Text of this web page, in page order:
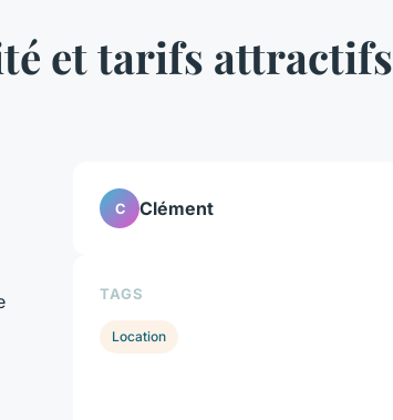
et tarifs attractifs
C Clément
TAGS
Location